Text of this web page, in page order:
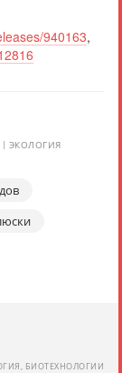
940163,
ЭКОЛОГИЯ
БИОТЕХНОЛОГИИ